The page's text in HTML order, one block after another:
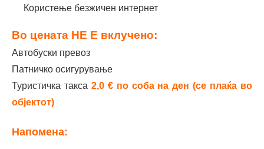
11.07-
429 €
479
559 €
18.07-
25.07.2026
449 €
25.07-
Користење безжичен интернет
Во цената НЕ Е вклучено:
Автобуски превоз
Патничко осигурување
Туристичка такса 2,0 € по соба на ден (се плаќа во
објектот)
Напомена: